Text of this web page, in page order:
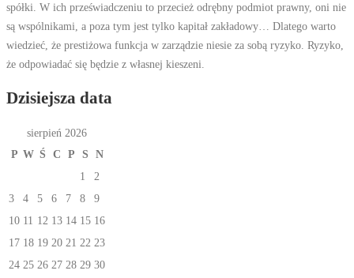
spółki. W ich przeświadczeniu to przecież odrębny podmiot prawny, oni nie
są wspólnikami, a poza tym jest tylko kapitał zakładowy… Dlatego warto
wiedzieć, że prestiżowa funkcja w zarządzie niesie za sobą ryzyko. Ryzyko,
że odpowiadać się będzie z własnej kieszeni.
Dzisiejsza data
sierpień 2026
P W Ś C P S
N
1
2
3
4 5 6 7 8
9
10 11 12 13 14 15 16
17 18 19 20 21 22 23
24 25 26 27 28 29 30